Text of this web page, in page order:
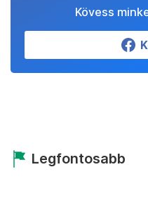
Kövess
Legfontosabb